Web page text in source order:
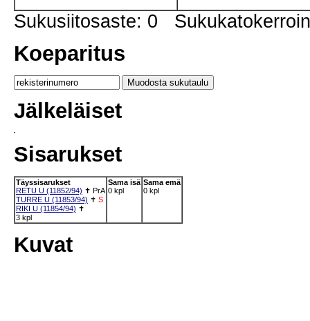
Sukusiitosaste: 0
Koeparitus
Jälkeläiset
Sisarukset
Täyssisarukset
RETU U (11852/94) ✝ PrA
TURRE U (11853/94) ✝ S
RIKI U (11854/94) ✝
3 kpl
Sama isä
0 kpl
Sama emä
0 kpl
Kuvat